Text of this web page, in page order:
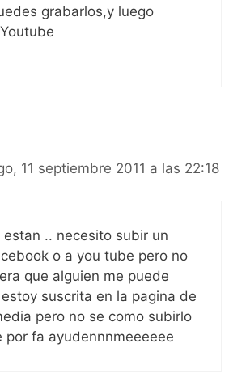
grabarlos,y luego
11 septiembre 2011 a las 22:18
estan .. necesito subir un
o a you tube pero no
que alguien me puede
suscrita en la pagina de
pero no se como subirlo
por fa ayudennnmeeeeee